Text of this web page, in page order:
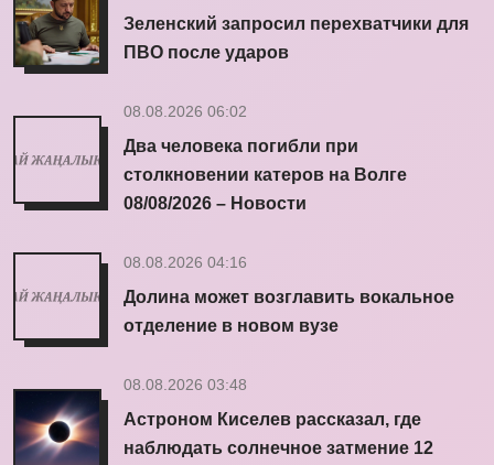
Зеленский запросил перехватчики для
ПВО после ударов
08.08.2026 06:02
Два человека погибли при
столкновении катеров на Волге
08/08/2026 – Новости
08.08.2026 04:16
Долина может возглавить вокальное
отделение в новом вузе
08.08.2026 03:48
Астроном Киселев рассказал, где
наблюдать солнечное затмение 12